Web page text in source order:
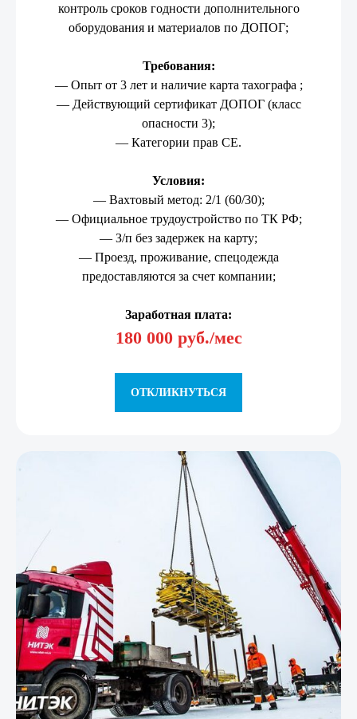
контроль сроков годности дополнительного
оборудования и материалов по ДОПОГ;
Требования:
— Опыт от 3 лет и наличие карта тахографа ;
— Действующий сертификат ДОПОГ (класс
опасности 3);
— Категории прав СЕ.
Условия:
— Вахтовый метод: 2/1 (60/30);
— Официальное трудоустройство по ТК РФ;
— З/п без задержек на карту;
— Проезд, проживание, спецодежда
предоставляются за счет компании;
Заработная плата:
180 000 руб./мес
ОТКЛИКНУТЬСЯ